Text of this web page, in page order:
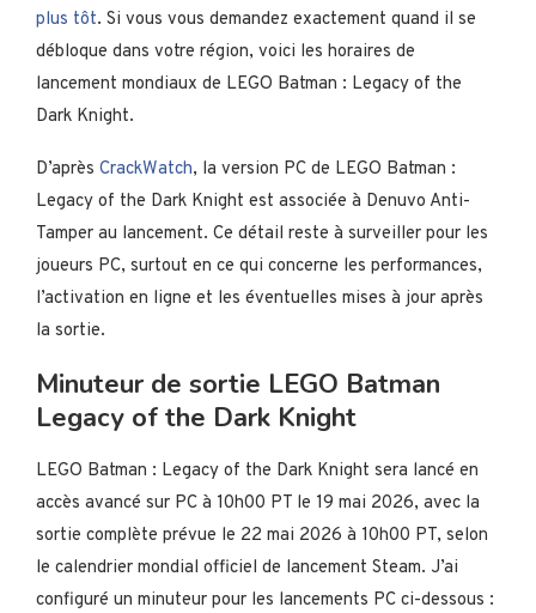
plus tôt. Si vous vous demandez exactement quand il se
débloque dans votre région, voici les horaires de
lancement mondiaux de LEGO Batman : Legacy of the
Dark Knight.
D’après CrackWatch, la version PC de LEGO Batman :
Legacy of the Dark Knight est associée à Denuvo Anti-
Tamper au lancement. Ce détail reste à surveiller pour les
joueurs PC, surtout en ce qui concerne les performances,
l’activation en ligne et les éventuelles mises à jour après
la sortie.
Minuteur de sortie LEGO Batman
Legacy of the Dark Knight
LEGO Batman : Legacy of the Dark Knight sera lancé en
accès avancé sur PC à 10h00 PT le 19 mai 2026, avec la
sortie complète prévue le 22 mai 2026 à 10h00 PT, selon
le calendrier mondial officiel de lancement Steam. J’ai
configuré un minuteur pour les lancements PC ci-dessous :